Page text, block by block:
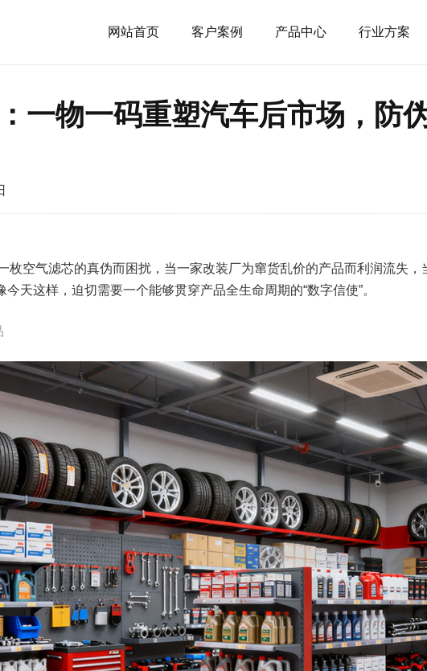
网站首页 客户案例 产品中心 行业方案
一物一码重塑汽车后市场，防
枚空气滤芯的真伪而困扰，当一家改装厂为窜货乱价的产品而利润流失
天这样，迫切需要一个能够贯穿产品全生命周期的“数字信使”。